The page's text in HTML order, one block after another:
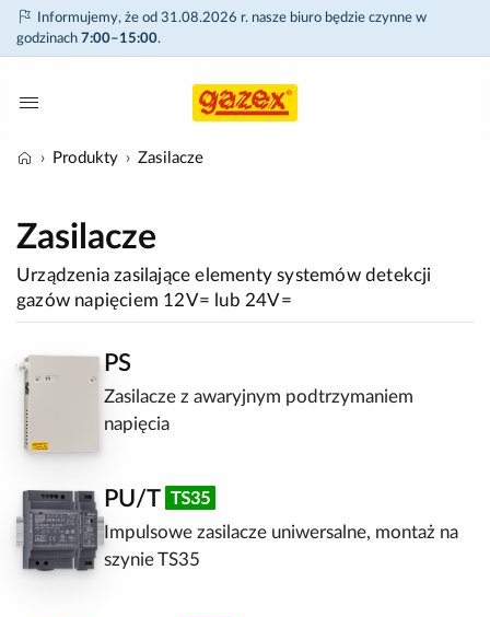
Informujemy, że od 31.08.2026 r. nasze biuro będzie czynne w
godzinach 7:00–15:00.
Produkty Zasilacze
Zasilacze
Urządzenia zasilające elementy systemów detekcji
gazów napięciem 12V= lub 24V=
PS
Zasilacze z awaryjnym podtrzymaniem
napięcia
PU/T
Impulsowe zasilacze uniwersalne, montaż na
szynie TS35